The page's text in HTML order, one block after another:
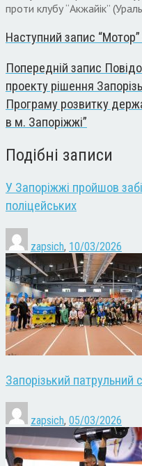
проти клубу “Акжайік”
Наступний запис
Попередній запис
проекту рішення
Програму розвитку
в м. Запоріжжі”
Подібні записи
У Запоріжжі пройшов
поліцейських
zapsich, 10/03/2026
Запорізький патрульний
zapsich, 05/03/2026